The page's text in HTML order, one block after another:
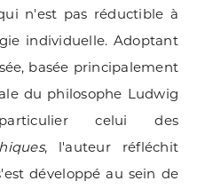
n'est pas réductible à
individuelle. Adoptant
basée principalement
du philosophe Ludwig
celui des
, l'auteur réfléchit
développé au sein de